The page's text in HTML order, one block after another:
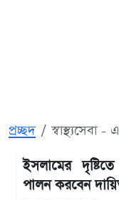
প্রচ্ছদ স্বাস্থ্যসেবা
ইসলামের
পালন করবেন